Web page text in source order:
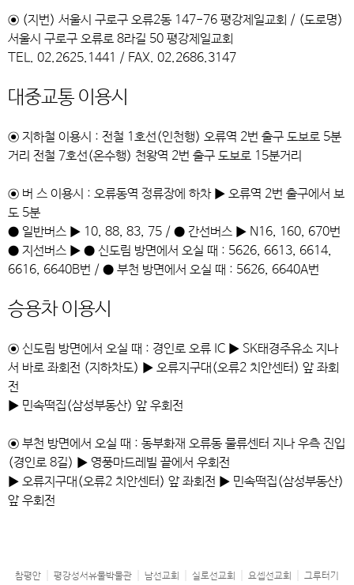
⊙ (지번) 서울시 구로구 오류2동 147-76 평강제일교회 / (도로명)
서울시 구로구 오류로 8라길 50 평강제일교회
TEL. 02.2625.1441 / FAX. 02.2686.3147
대중교통 이용시
⊙ 지하철 이용시 : 전철 1호선(인천행) 오류역 2번 출구 도보로 5분
거리 전철 7호선(온수행) 천왕역 2번 출구 도보로 15분거리
⊙ 버 스 이용시 : 오류동역 정류장에 하차 ▶ 오류역 2번 출구에서 보
도 5분
● 일반버스 ▶ 10, 88, 83, 75 / ● 간선버스 ▶ N16, 160, 670번
● 지선버스 ▶ ● 신도림 방면에서 오실 때 : 5626, 6613, 6614,
6616, 6640B번 / ● 부천 방면에서 오실 때 : 5626, 6640A번
승용차 이용시
⊙ 신도림 방면에서 오실 때 : 경인로 오류 IC ▶ SK태경주유소 지나
서 바로 좌회전 (지하차도) ▶ 오류지구대(오류2 치안센터) 앞 좌회
전
▶ 민속떡집(삼성부동산) 앞 우회전
⊙ 부천 방면에서 오실 때 : 동부화재 오류동 물류센터 지나 우측 진입
(경인로 8길) ▶ 영풍마드레빌 끝에서 우회전
▶ 오류지구대(오류2 치안센터) 앞 좌회전 ▶ 민속떡집(삼성부동산)
앞 우회전
참평안 평강성서유물박물관 남선교회 실로선교회 요셉선교회 그루터기